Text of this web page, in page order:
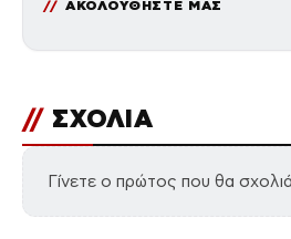
ΑΚΟΛΟΥΘΗΣΤΕ ΜΑΣ
// ΣΧΟΛΙΑ
Γίνετε ο πρώτος που θα